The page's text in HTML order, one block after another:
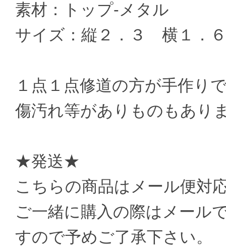
素材：トップ-メタル
サイズ：縦２．３ 横１．
１点１点修道の方が手作り
傷汚れ等がありものもあり
★発送★
こちらの商品はメール便対
ご一緒に購入の際はメール
すので予めご了承下さい。